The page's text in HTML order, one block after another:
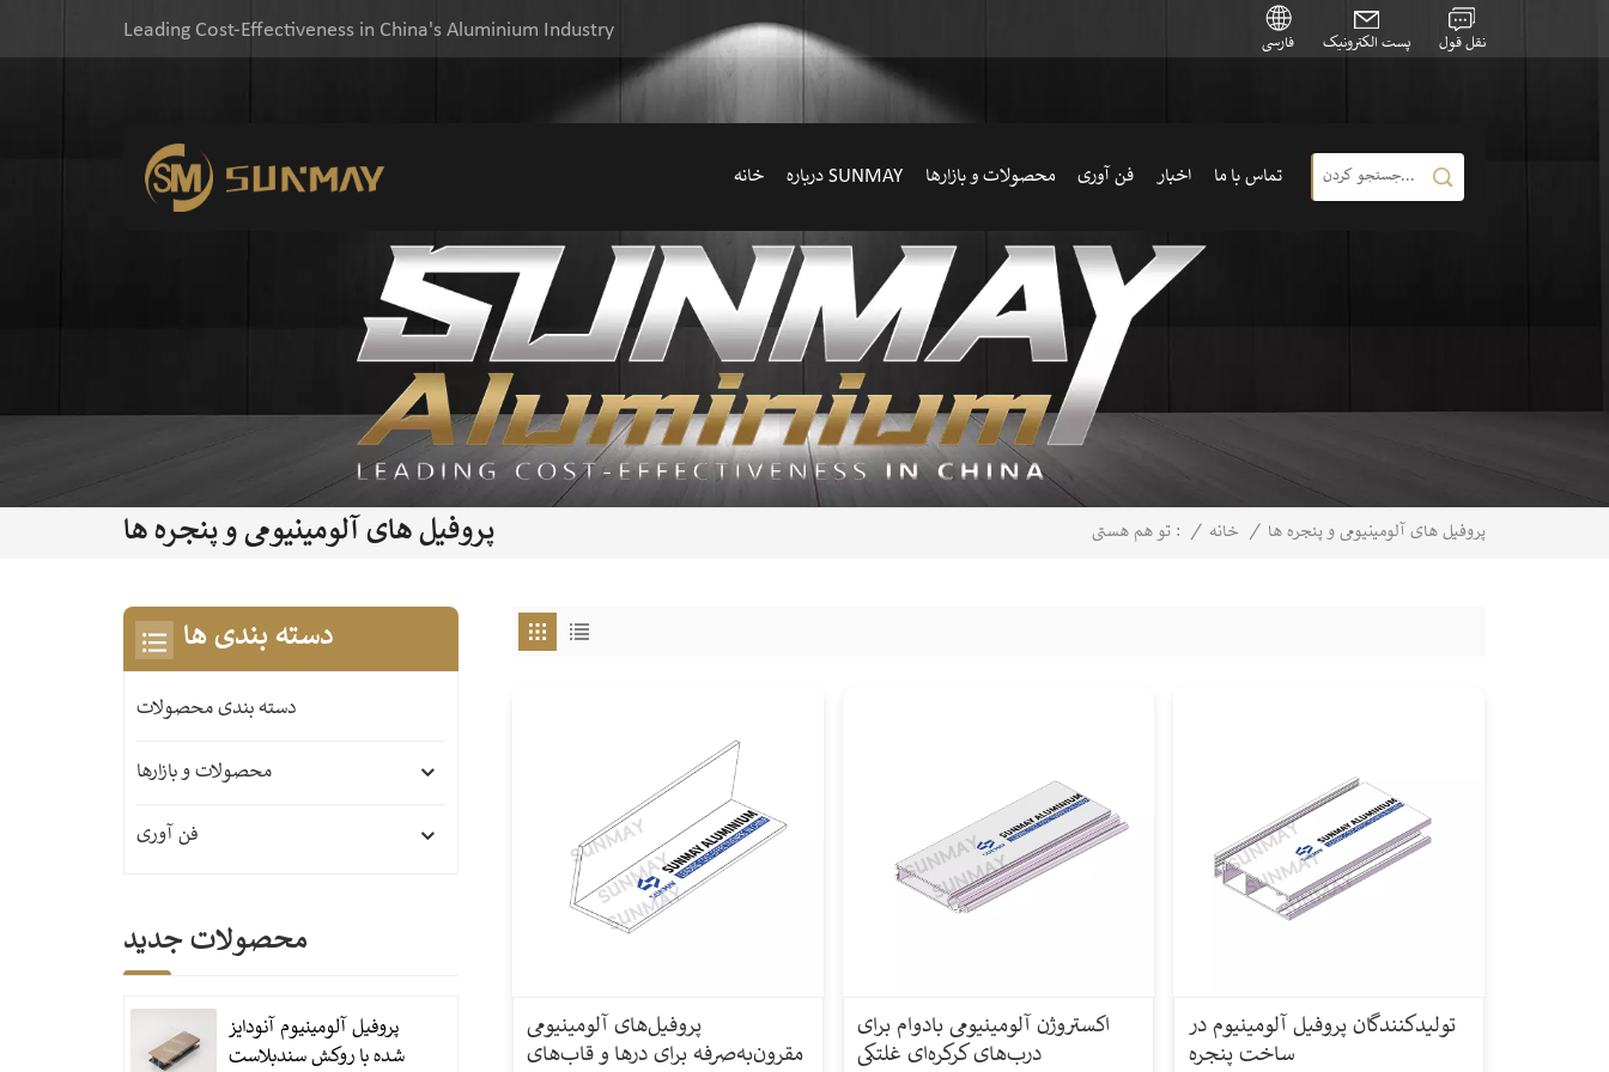
Leading Cost-Effectiveness in China's Aluminium Industry
فارسی پست الکترونیک نقل قول
خانه درباره SUNMAY محصولات و بازارها فن آوری اخبار تماس با ما
پروفیل های آلومینیومی و پنجره ها تو هم هستی : / خانه / پروفیل های آلومینیومی و پنجره ها
پروفیل‌های آلومینیومی
مقرون‌به‌صرفه برای درها و قاب‌های
اکستروژن آلومینیومی بادوام برای
درب‌های کرکره‌ای غلتکی
تولیدکنندگان پروفیل آلومینیوم در
ساخت پنجره
دسته بندی ها
دسته بندی محصولات
محصولات و بازارها
فن آوری
محصولات جدید
پروفیل آلومینیوم آنودایز
شده با روکش سندبلاست